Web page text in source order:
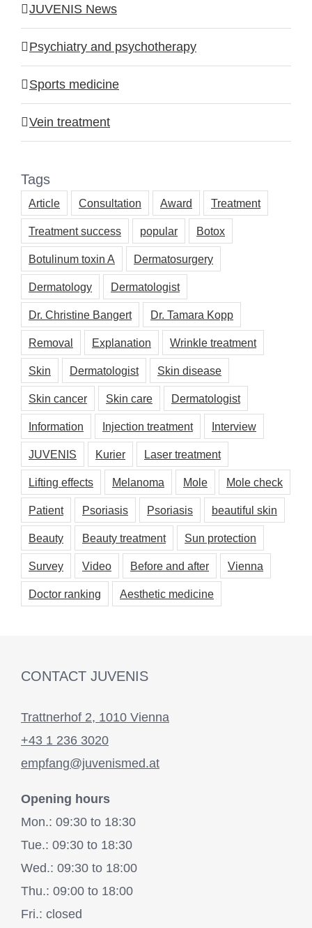
JUVENIS News
Psychiatry and psychotherapy
Sports medicine
Vein treatment
Tags
Article Consultation Award Treatment
Treatment success popular Botox
Botulinum toxin A Dermatosurgery
Dermatology Dermatologist
Dr. Christine Bangert Dr. Tamara Kopp
Removal Explanation Wrinkle treatment
Skin Dermatologist Skin disease
Skin cancer Skin care Dermatologist
Information Injection treatment Interview
JUVENIS Kurier Laser treatment
Lifting effects Melanoma Mole Mole check
Patient Psoriasis Psoriasis beautiful skin
Beauty Beauty treatment Sun protection
Survey Video Before and after Vienna
Doctor ranking Aesthetic medicine
CONTACT JUVENIS
Trattnerhof 2, 1010 Vienna
+43 1 236 3020
empfang@juvenismed.at
Opening hours
Mon.: 09:30 to 18:30
Tue.: 09:30 to 18:30
Wed.: 09:30 to 18:00
Thu.: 09:00 to 18:00
Fri.: closed